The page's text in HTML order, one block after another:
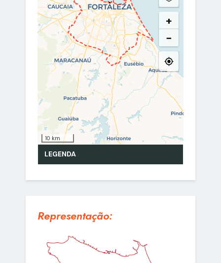
Representação: